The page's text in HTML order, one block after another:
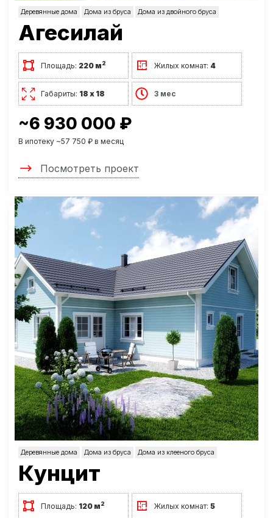
Деревянные дома Дома из бруса Дома из двойного бруса
Агесилай
Площадь: 220 м2 Жилых комнат: 4
Габариты: 18 х 18 3 мес
~6 930 000 ₽
В ипотеку ~57 750 ₽ в месяц
Посмотреть проект
Деревянные дома Дома из бруса Дома из клееного бруса
Кунцит
Площадь: 120 м2 Жилых комнат:5